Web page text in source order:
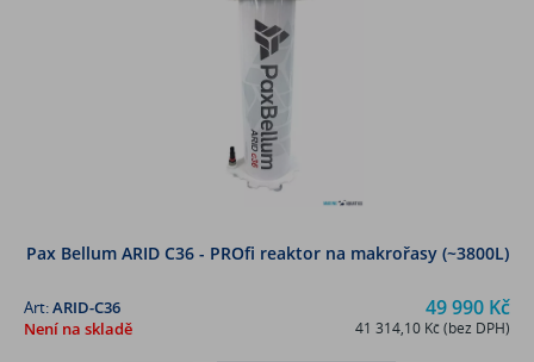
Pax Bellum ARID C36 - PROfi reaktor na makrořasy (~3800L)
49 990 Kč
41 314,10 Kč (bez DPH)
Art:ARID-C36
Není na skladě